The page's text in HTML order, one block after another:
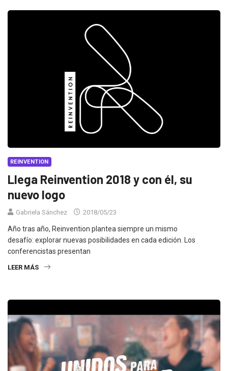
REINVENTION
Llega Reinvention 2018 y con él, su
nuevo logo
Gabriela Sánchez 2018/05/23
Año tras año, Reinvention plantea siempre un mismo
desafío: explorar nuevas posibilidades en cada edición. Los
conferencistas presentan
LEER MÁS